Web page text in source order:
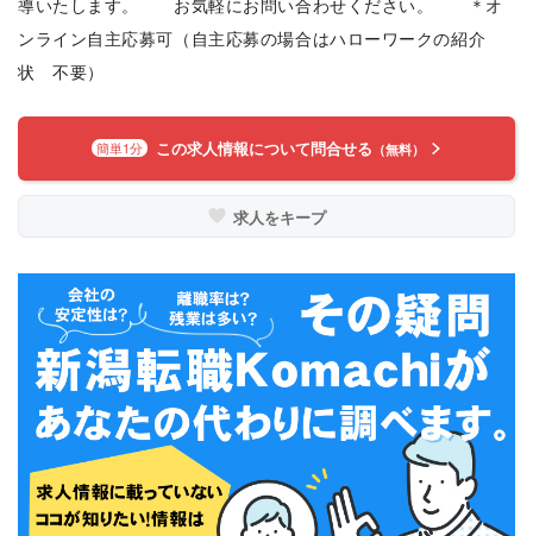
導いたします。 お気軽にお問い合わせください。 ＊オ
ンライン自主応募可（自主応募の場合はハローワークの紹介
状 不要）
簡単1分 この求人情報について問合せる （無料）
求人をキープ